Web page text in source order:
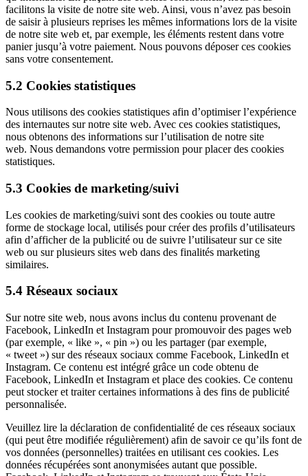
facilitons la visite de notre site web. Ainsi, vous n’avez pas besoin
de saisir à plusieurs reprises les mêmes informations lors de la visite
de notre site web et, par exemple, les éléments restent dans votre
panier jusqu’à votre paiement. Nous pouvons déposer ces cookies
sans votre consentement.
5.2 Cookies statistiques
Nous utilisons des cookies statistiques afin d’optimiser l’expérience
des internautes sur notre site web. Avec ces cookies statistiques,
nous obtenons des informations sur l’utilisation de notre site
web. Nous demandons votre permission pour placer des cookies
statistiques.
5.3 Cookies de marketing/suivi
Les cookies de marketing/suivi sont des cookies ou toute autre
forme de stockage local, utilisés pour créer des profils d’utilisateurs
afin d’afficher de la publicité ou de suivre l’utilisateur sur ce site
web ou sur plusieurs sites web dans des finalités marketing
similaires.
5.4 Réseaux sociaux
Sur notre site web, nous avons inclus du contenu provenant de
Facebook, LinkedIn et Instagram pour promouvoir des pages web
(par exemple, « like », « pin ») ou les partager (par exemple,
« tweet ») sur des réseaux sociaux comme Facebook, LinkedIn et
Instagram. Ce contenu est intégré grâce un code obtenu de
Facebook, LinkedIn et Instagram et place des cookies. Ce contenu
peut stocker et traiter certaines informations à des fins de publicité
personnalisée.
Veuillez lire la déclaration de confidentialité de ces réseaux sociaux
(qui peut être modifiée régulièrement) afin de savoir ce qu’ils font de
vos données (personnelles) traitées en utilisant ces cookies. Les
données récupérées sont anonymisées autant que possible.